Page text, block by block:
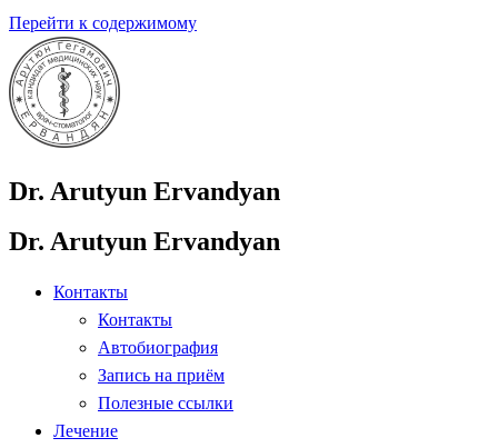
Перейти к содержимому
Dr. Arutyun Ervandyan
Dr. Arutyun Ervandyan
Контакты
Контакты
Автобиография
Запись на приём
Полезные ссылки
Лечение